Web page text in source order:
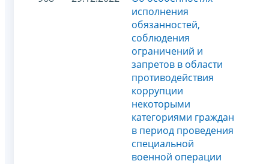
исполнения
обязанностей,
соблюдения
ограничений и
запретов в области
противодействия
коррупции
некоторыми
категориями граждан
в период проведения
специальной
военной операции